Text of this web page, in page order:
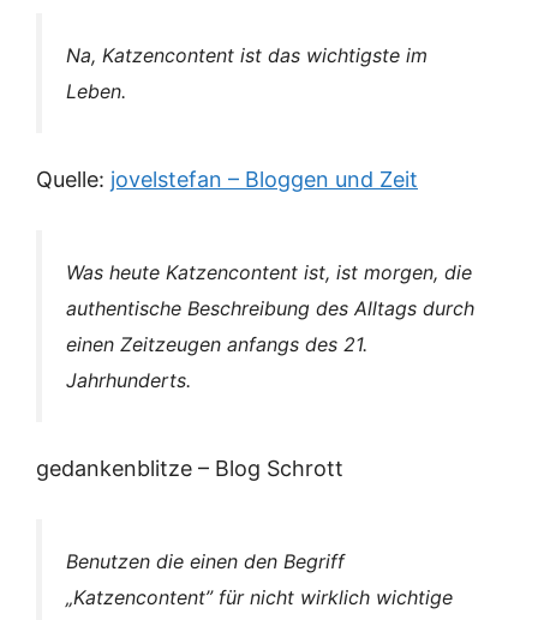
Na, Katzencontent ist das wichtigste im
Leben.
Quelle: jovelstefan – Bloggen und Zeit
Was heute Katzencontent ist, ist morgen, die
authentische Beschreibung des Alltags durch
einen Zeitzeugen anfangs des 21.
Jahrhunderts.
gedankenblitze – Blog Schrott
Benutzen die einen den Begriff
„Katzencontent” für nicht wirklich wichtige